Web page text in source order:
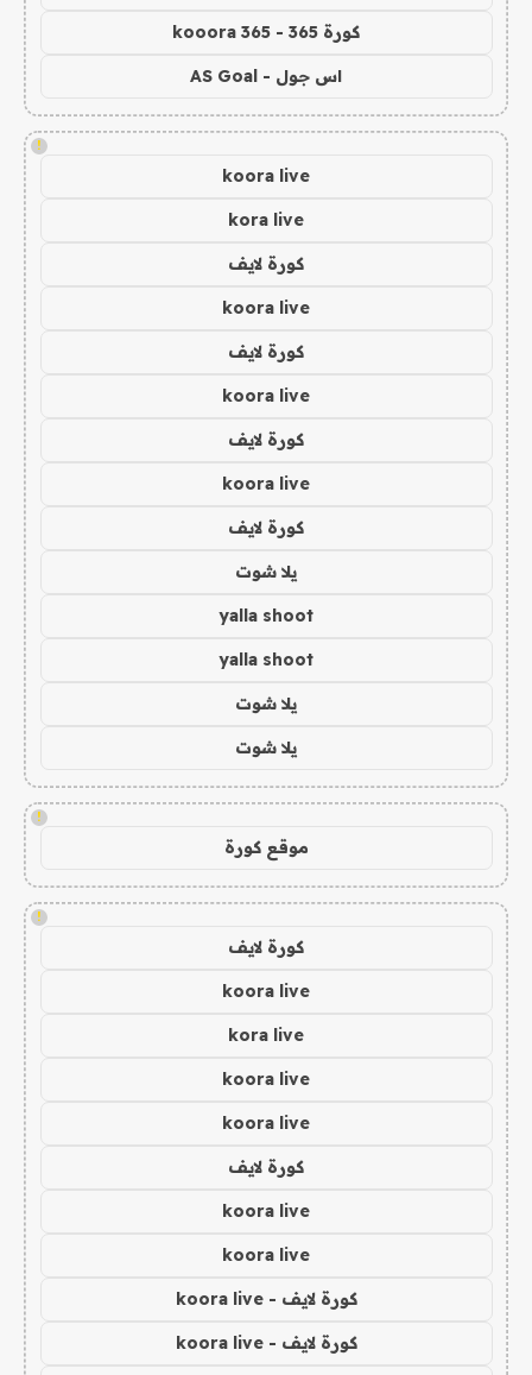
كورة 365 - kooora 365
اس جول - AS Goal
!
koora live
kora live
كورة لايف
koora live
كورة لايف
koora live
كورة لايف
koora live
كورة لايف
يلا شوت
yalla shoot
yalla shoot
يلا شوت
يلا شوت
!
موقع كورة
!
كورة لايف
koora live
kora live
koora live
koora live
كورة لايف
koora live
koora live
كورة لايف - koora live
كورة لايف - koora live